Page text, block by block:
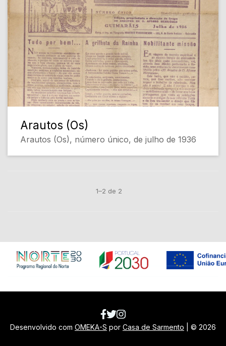
Arautos (Os)
Arautos (Os), número único, de julho de 1936
1–2 de 2
Desenvolvido com OMEKA-S por Casa de Sarmento | © 2026